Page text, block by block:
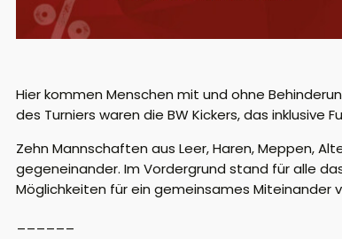
Hier kommen Menschen mit und ohne
des Turniers waren die BW Kickers, das inklusive
Zehn Mannschaften aus Leer, Haren, Meppen,
gegeneinander. Im Vordergrund stand für alle
Möglichkeiten für ein gemeinsames Miteinander